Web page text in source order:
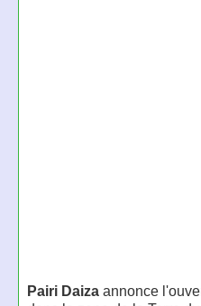
Pairi Daizaannonce